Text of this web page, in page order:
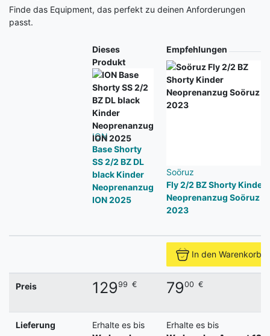
Finde das Equipment, das perfekt zu deinen Anforderungen
passt.
Dieses
Produkt
ION
Base Shorty
SS 2/2 BZ DL
black Kinder
Neoprenanzug
ION 2025
Empfehlungen
Soöruz
Fly 2/2 BZ Shorty Kinder
Neoprenanzug Soöruz
2023
In den Warenkorb
Preis 12999 € 7900 €
Lieferung
Erhalte es bis
Erhalte es bis